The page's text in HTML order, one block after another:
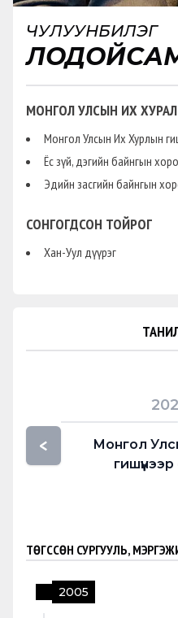
ЧУЛУУНБИЛЭГ
МОНГОЛ УЛСЫН ИХ ХУРАЛ
Монгол Улсын Их Хурлын
Ёс зүй, дэгийн байнгын
Эдийн засгийн байнгын
СОНГОГДСОН ТОЙРОГ
Хан-Уул дүүрэг
<
Монгол
ТӨГССӨН СУРГУУЛЬ,
2005